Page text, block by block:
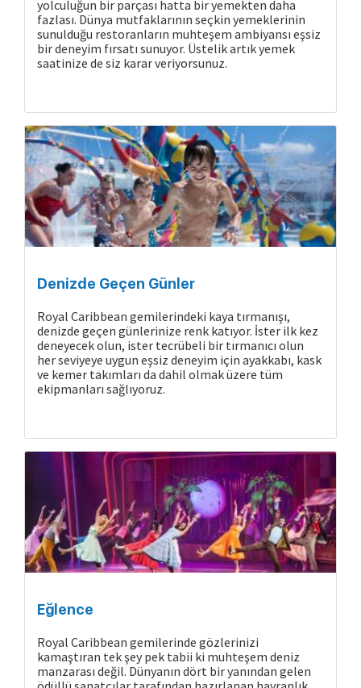
yolculuğun bir parçası hatta bir yemekten daha
fazlası. Dünya mutfaklarının seçkin yemeklerinin
sunulduğu restoranların muhteşem ambiyansı eşsiz
bir deneyim fırsatı sunuyor. Üstelik artık yemek
saatinize de siz karar veriyorsunuz.
Denizde Geçen Günler
Royal Caribbean gemilerindeki kaya tırmanışı,
denizde geçen günlerinize renk katıyor. İster ilk kez
deneyecek olun, ister tecrübeli bir tırmanıcı olun
her seviyeye uygun eşsiz deneyim için ayakkabı, kask
ve kemer takımları da dahil olmak üzere tüm
ekipmanları sağlıyoruz.
Eğlence
Royal Caribbean gemilerinde gözlerinizi
kamaştıran tek şey pek tabii ki muhteşem deniz
manzarası değil. Dünyanın dört bir yanından gelen